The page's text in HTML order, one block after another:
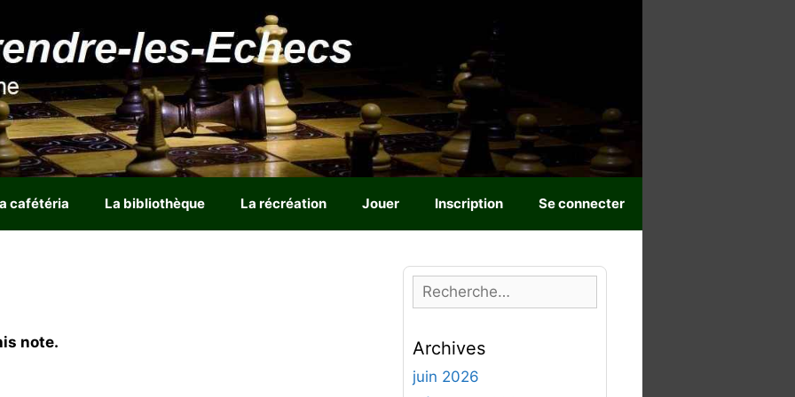
cafétéria La bibliothèque La récréation Jouer Inscription Se connecter
note.
e
h
e
Archives
juin 2026